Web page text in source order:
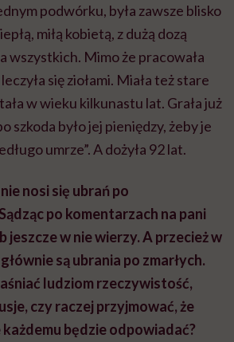
podwórku, była zawsze blisko
miłą kobietą, z dużą dozą
wszystkich. Mimo że pracowała
się ziołami. Miała też stare
w wieku kilkunastu lat. Grała już
szkoda było jej pieniędzy, żeby je
umrze”. A dożyła 92 lat.
nosi się ubrań po
po komentarzach na pani
jeszcze w nie wierzy. A przecież w
są ubrania po zmarłych.
ludziom rzeczywistość,
czy raczej przyjmować, że
będzie odpowiadać?